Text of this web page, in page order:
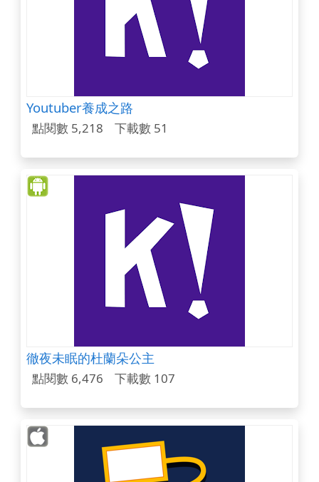
Youtuber養成之路
點閱數 5,218 下載數 51
徹夜未眠的杜蘭朵公主
點閱數 6,476 下載數 107